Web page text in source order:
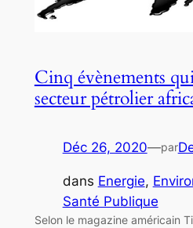
Cinq évènements
secteur pétrolier
Déc 26, 2020—par
dans Energie,
Santé Publique
Selon le magazine américain